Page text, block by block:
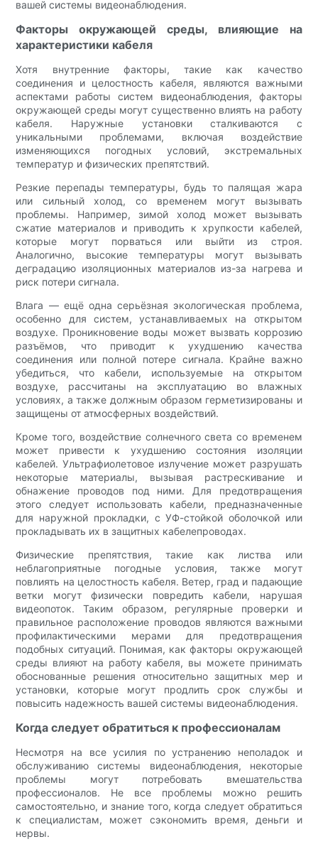
вашей системы видеонаблюдения.
Факторы окружающей среды, влияющие на
характеристики кабеля
Хотя внутренние факторы, такие как качество
соединения и целостность кабеля, являются важными
аспектами работы систем видеонаблюдения, факторы
окружающей среды могут существенно влиять на работу
кабеля. Наружные установки сталкиваются с
уникальными проблемами, включая воздействие
изменяющихся погодных условий, экстремальных
температур и физических препятствий.
Резкие перепады температуры, будь то палящая жара
или сильный холод, со временем могут вызывать
проблемы. Например, зимой холод может вызывать
сжатие материалов и приводить к хрупкости кабелей,
которые могут порваться или выйти из строя.
Аналогично, высокие температуры могут вызывать
деградацию изоляционных материалов из-за нагрева и
риск потери сигнала.
Влага — ещё одна серьёзная экологическая проблема,
особенно для систем, устанавливаемых на открытом
воздухе. Проникновение воды может вызвать коррозию
разъёмов, что приводит к ухудшению качества
соединения или полной потере сигнала. Крайне важно
убедиться, что кабели, используемые на открытом
воздухе, рассчитаны на эксплуатацию во влажных
условиях, а также должным образом герметизированы и
защищены от атмосферных воздействий.
Кроме того, воздействие солнечного света со временем
может привести к ухудшению состояния изоляции
кабелей. Ультрафиолетовое излучение может разрушать
некоторые материалы, вызывая растрескивание и
обнажение проводов под ними. Для предотвращения
этого следует использовать кабели, предназначенные
для наружной прокладки, с УФ-стойкой оболочкой или
прокладывать их в защитных кабелепроводах.
Физические препятствия, такие как листва или
неблагоприятные погодные условия, также могут
повлиять на целостность кабеля. Ветер, град и падающие
ветки могут физически повредить кабели, нарушая
видеопоток. Таким образом, регулярные проверки и
правильное расположение проводов являются важными
профилактическими мерами для предотвращения
подобных ситуаций. Понимая, как факторы окружающей
среды влияют на работу кабеля, вы можете принимать
обоснованные решения относительно защитных мер и
установки, которые могут продлить срок службы и
повысить надежность вашей системы видеонаблюдения.
Когда следует обратиться к профессионалам
Несмотря на все усилия по устранению неполадок и
обслуживанию системы видеонаблюдения, некоторые
проблемы могут потребовать вмешательства
профессионалов. Не все проблемы можно решить
самостоятельно, и знание того, когда следует обратиться
к специалистам, может сэкономить время, деньги и
нервы.